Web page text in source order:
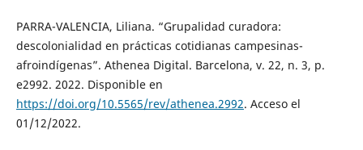
PARRA-VALENCIA, Liliana. “Grupalidad curadora:
descolonialidad en prácticas cotidianas campesinas-
afroindígenas”. Athenea Digital. Barcelona, v. 22, n. 3, p.
e2992. 2022. Disponible en
https://doi.org/10.5565/rev/athenea.2992. Acceso el
01/12/2022.